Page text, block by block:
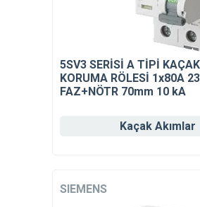
5SV3 SERİSİ A TİPİ
KORUMA RÖLESİ 1x80A
FAZ+NÖTR 70mm 10 kA
Kaçak Akımlar
SIEMENS